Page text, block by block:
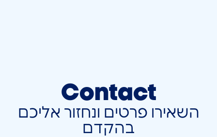
Contact
השאירו פרטים ונחזור אליכם
בהקדם